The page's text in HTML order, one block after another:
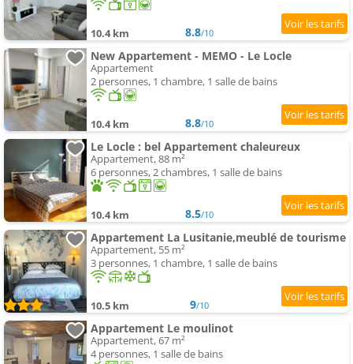
10.4 km 8.8/10
New Appartement - MEMO - Le Locle
Appartement
2 personnes, 1 chambre, 1 salle de bains
10.4 km 8.8/10
Le Locle : bel Appartement chaleureux
Appartement, 88 m²
6 personnes, 2 chambres, 1 salle de bains
10.4 km 8.5/10
Appartement La Lusitanie,meublé de tourisme
Appartement, 55 m²
3 personnes, 1 chambre, 1 salle de bains
10.5 km 9/10
Appartement Le moulinot
Appartement, 67 m²
4 personnes, 1 salle de bains